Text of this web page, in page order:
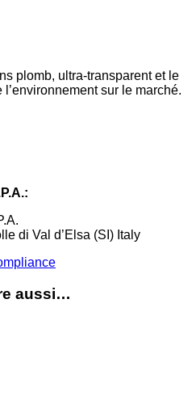
plomb, ultra-transparent et le
sur le marché.
di Val d’Elsa (SI) Italy
aussi…